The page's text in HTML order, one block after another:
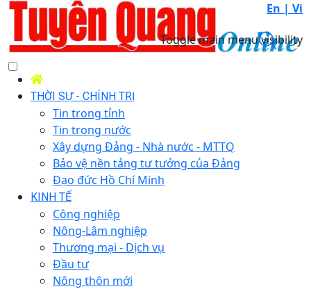
En | Vi
Toggle main menu visibility
THỜI SỰ - CHÍNH TRỊ
Tin trong tỉnh
Tin trong nước
Xây dựng Đảng - Nhà nước - MTTQ
Bảo vệ nền tảng tư tưởng của Đảng
Đạo đức Hồ Chí Minh
KINH TẾ
Công nghiệp
Nông-Lâm nghiệp
Thương mại - Dịch vụ
Đầu tư
Nông thôn mới